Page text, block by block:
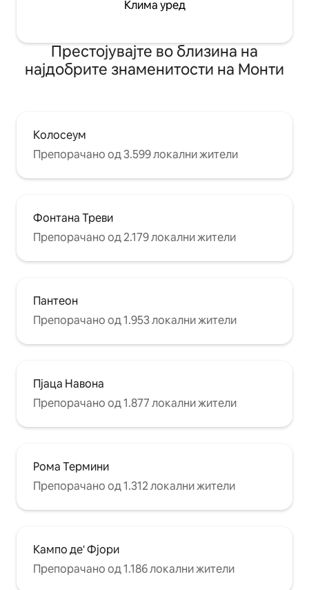
Клима уред
Престојувајте во близина на
најдобрите знаменитости на Монти
Колосеум
Препорачано од 3.599 локални жители
Фонтана Треви
Препорачано од 2.179 локални жители
Пантеон
Препорачано од 1.953 локални жители
Пјаца Навона
Препорачано од 1.877 локални жители
Рома Термини
Препорачано од 1.312 локални жители
Кампо де' Фјори
Препорачано од 1.186 локални жители